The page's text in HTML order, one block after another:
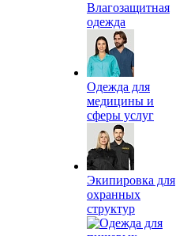
Влагозащитная
одежда
Одежда для
медицины и
сферы услуг
Экипировка для
охранных
структур